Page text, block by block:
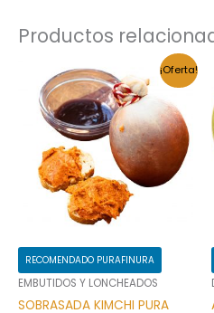
Productos
¡Oferta!
RECOMENDADO PURAFINURA
EMBUTIDOS Y LONCHEADOS
SOBRASADA KIMCHI PURA
precio
original
era:
€5,00.
precio
actual
es:
€4,50.